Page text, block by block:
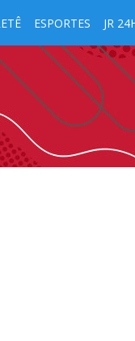
ESPORTES JR